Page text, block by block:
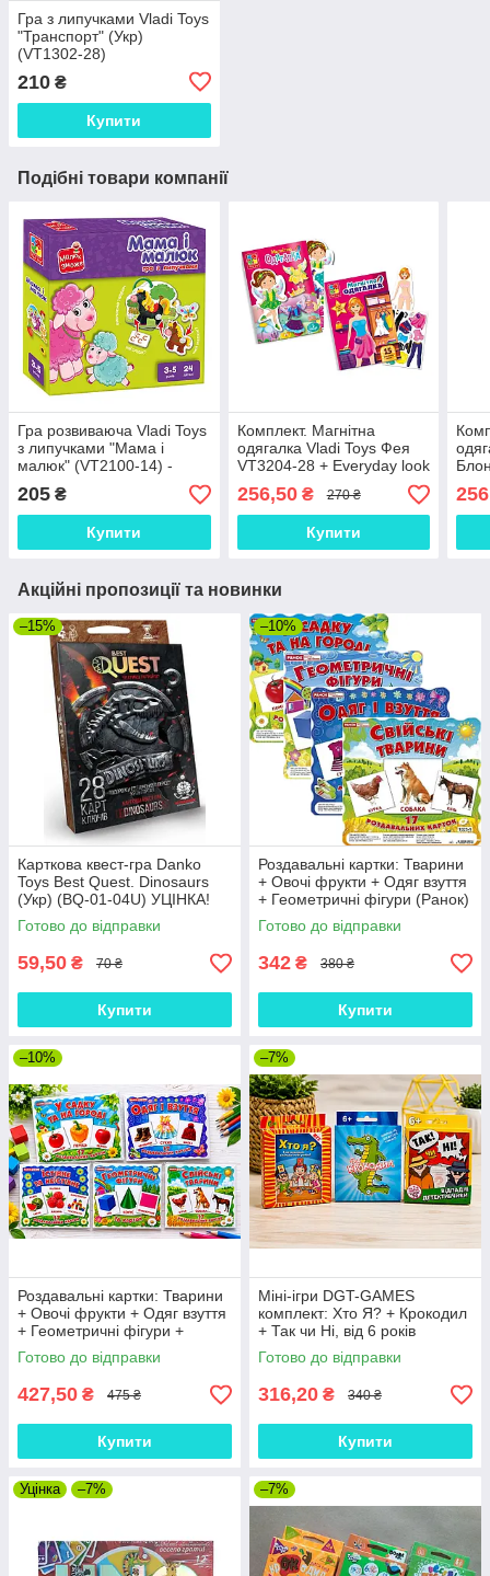
Гра з липучками Vladi Toys
"Транспорт" (Укр)
(VT1302-28)
210 ₴
Купити
Подібні товари компанії
Гра розвиваюча Vladi Toys
з липучками "Мама і
малюк" (VT2100-14) -
навчальна гра для дітей
3–5 років
205 ₴
Купити
Комплект. Магнітна
одягалка Vladi Toys Фея
VT3204-28 + Everyday look
VT3204-31 (Укр)
256,50₴ 270 ₴
Купити
Акційні пропозиції та новинки
–15%
Карткова квест-гра Danko
Toys Best Quest. Dinosaurs
(Укр) (BQ-01-04U) УЦІНКА!
Готово до відправки
59,50 ₴ 70 ₴
Купити
–10%
Роздавальні картки: Тварини
+ Овочі фрукти + Одяг взуття
+ Геометричні фігури (Ранок)
(комплект)
Готово до відправки
342 ₴ 380 ₴
Купити
–10%
Роздавальні картки: Тварини
+ Овочі фрукти + Одяг взуття
+ Геометричні фігури +
Їстівне та неїстівне (Ранок)
(комплект)
Готово до відправки
427,50 ₴ 475 ₴
Купити
–7%
Міні-ігри DGT-GAMES
комплект: Хто Я? + Крокодил
+ Так чи Ні, від 6 років
Готово до відправки
316,20 ₴ 340 ₴
Купити
Уцінка –7% –7%